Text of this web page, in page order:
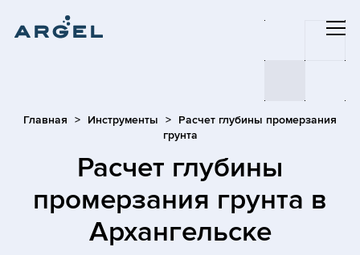
Главная Инструменты
Расчет глубины промерзания
грунта
Расчет глубины
промерзания грунта в
Архангельске